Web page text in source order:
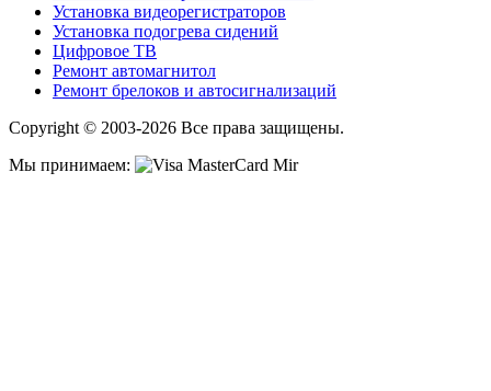
Установка видеорегистраторов
Установка подогрева сидений
Цифровое ТВ
Ремонт автомагнитол
Ремонт брелоков и автосигнализаций
Copyright © 2003-2026 Все права защищены.
Мы принимаем: